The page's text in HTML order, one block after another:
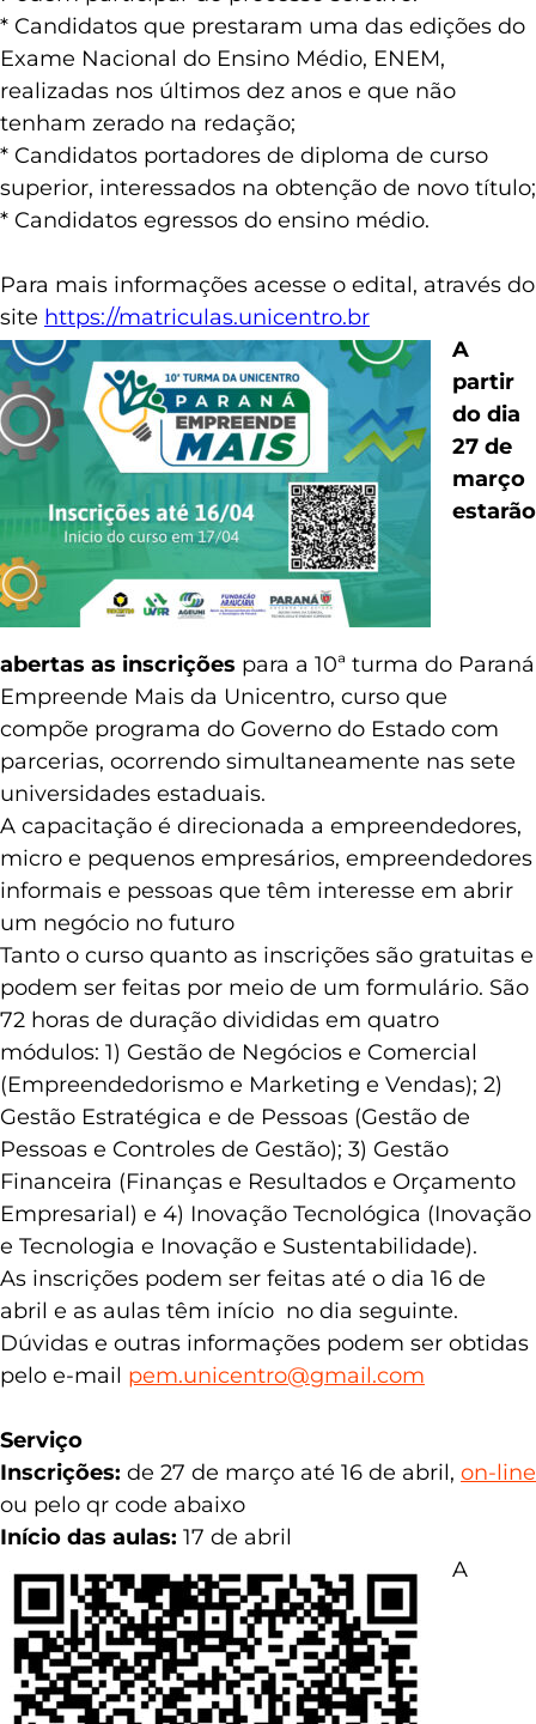
Podem participar do processo seletivo:
* Candidatos que prestaram uma das edições do
Exame Nacional do Ensino Médio, ENEM,
realizadas nos últimos dez anos e que não
tenham zerado na redação;
* Candidatos portadores de diploma de curso
superior, interessados na obtenção de novo título;
Para mais informações acesse o edital, através do
sitehttps://matriculas.unicentro.br
A
partir
do dia
27 de
março
abertas as inscriçõespara a 10ª turma do Paraná
Empreende Mais da Unicentro, curso que
compõe programa do Governo do Estado com
parcerias, ocorrendo simultaneamente nas sete
universidades estaduais.
A capacitação é direcionada a empreendedores,
micro e pequenos empresários, empreendedores
informais e pessoas que têm interesse em abrir
um negócio no futuro
Tanto o curso quanto as inscrições são gratuitas e
podem ser feitas por meio de um formulário. São
72 horas de duração divididas em quatro
módulos: 1) Gestão de Negócios e Comercial
(Empreendedorismo e Marketing e Vendas); 2)
Gestão Estratégica e de Pessoas (Gestão de
Pessoas e Controles de Gestão); 3) Gestão
Financeira (Finanças e Resultados e Orçamento
Empresarial) e 4) Inovação Tecnológica (Inovação
e Tecnologia e Inovação e Sustentabilidade).
As inscrições podem ser feitas até o dia 16 de
abril e as aulas têm início no dia seguinte.
Dúvidas e outras informações podem ser obtidas
Serviço
Inscrições:de 27 de março até 16 de abril,
ou pelo qr code abaixo
Início das aulas:17 de abril